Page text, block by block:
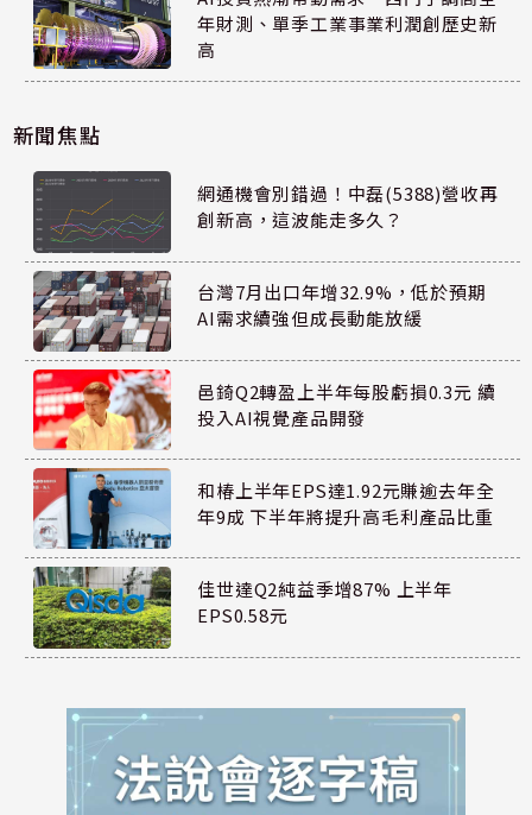
年財測、單季工業事業利潤創歷史新
高
新聞焦點
網通機會別錯過！中磊(5388)營收再
創新高，這波能走多久？
台灣7月出口年增32.9%，低於預期
AI需求續強但成長動能放緩
邑錡Q2轉盈上半年每股虧損0.3元 續
投入AI視覺產品開發
和椿上半年EPS達1.92元賺逾去年全
年9成 下半年將提升高毛利產品比重
佳世達Q2純益季增87% 上半年
EPS0.58元